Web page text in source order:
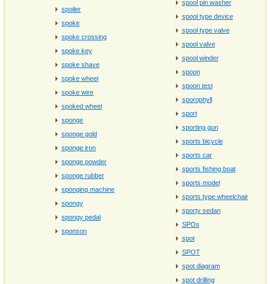
spoiler
spoke
spoke crossing
spoke key
spoke shave
spoke wheel
spoke wire
spoked wheel
sponge
sponge gold
sponge iron
sponge powder
sponge rubber
sponging machine
spongy
spongy pedal
sponson
spool pin washer
spool type device
spool type valve
spool valve
spool winder
spoon
spoon test
sporophyll
sport
sporting gun
sports bicycle
sports car
sports fishing boat
sports model
sports type wheelchair
sporty sedan
SPOs
spot
SPOT
spot diagram
spot drilling